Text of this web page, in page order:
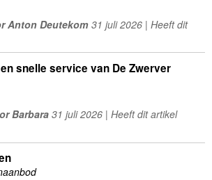
Anton Deutekom31 juli 2026 | Heeft dit
snelle service van De Zwerver
Barbara31 juli 2026 | Heeft dit artikel